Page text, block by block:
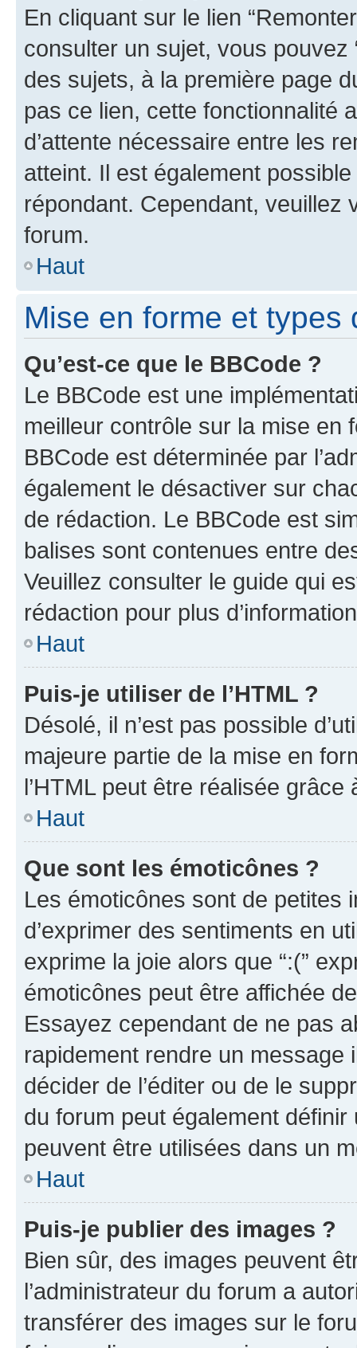
En cliquant sur le lien
consulter un sujet, vous pouvez
des sujets, à la première page
pas ce lien, cette fonctionnalité
d’attente nécessaire entre les
atteint. Il est également
répondant. Cependant,
forum.
Haut
Mise en forme et types
Qu’est-ce que le BBCode ?
Le BBCode est une
meilleur contrôle sur la mise en
BBCode est déterminée par
également le désactiver sur
de rédaction. Le BBCode est
balises sont contenues entre
Veuillez consulter le guide qui
rédaction pour plus
Haut
Puis-je utiliser de l’HTML ?
Désolé, il n’est pas possible
majeure partie de la mise en
l’HTML peut être réalisée grâce
Haut
Que sont les émoticônes ?
Les émoticônes sont de petites
d’exprimer des sentiments en
exprime la joie alors que “:(”
émoticônes peut être affichée
Essayez cependant de ne pas
rapidement rendre un message
décider de l’éditer ou de le
du forum peut également définir
peuvent être utilisées dans un
Haut
Puis-je publier des images ?
Bien sûr, des images peuvent
l’administrateur du forum a
transférer des images sur le